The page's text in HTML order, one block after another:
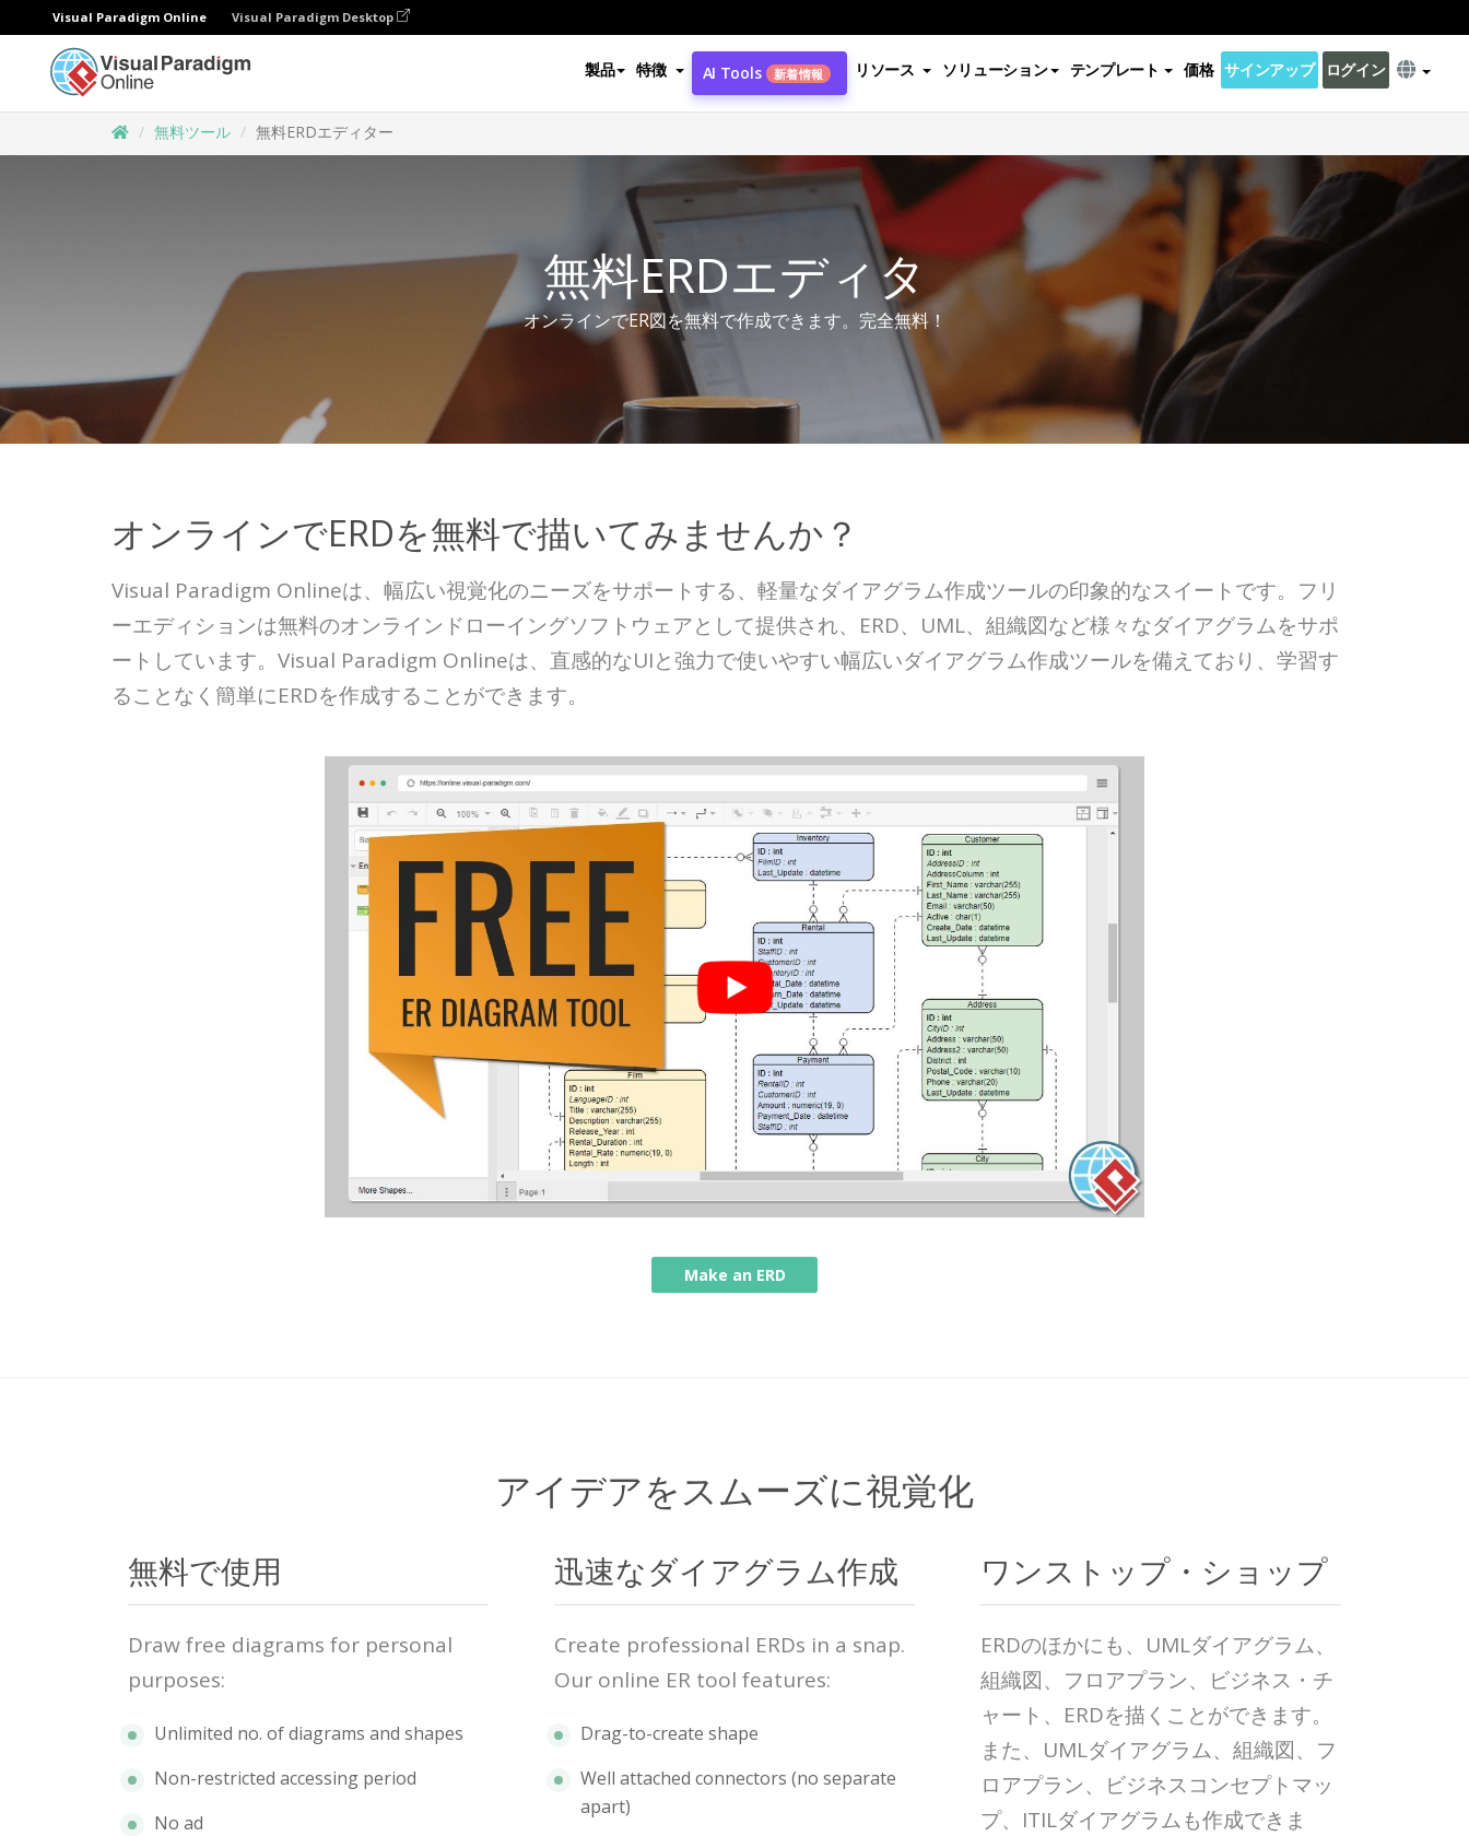
Visual Paradigm Online Visual Paradigm Desktop
製品 特徴 AI Tools 新着情報 リソース ソリューション テンプレート 価格 サインアップ ログイン
無料ツール 無料ERDエディター
無料ERDエディタ
オンラインでER図を無料で作成できます。完全無料！
オンラインでERDを無料で描いてみませんか？
Visual Paradigm Onlineは、幅広い視覚化のニーズをサポートする、軽量なダイアグラム作成ツールの印象的なスイートです。フリ
ーエディションは無料のオンラインドローイングソフトウェアとして提供され、ERD、UML、組織図など様々なダイアグラムをサポ
ートしています。Visual Paradigm Onlineは、直感的なUIと強力で使いやすい幅広いダイアグラム作成ツールを備えており、学習す
ることなく簡単にERDを作成することができます。
Make an ERD
アイデアをスムーズに視覚化
無料で使用
Draw free diagrams for personal
purposes:
Unlimited no. of diagrams and shapes
Non-restricted accessing period
No ad
迅速なダイアグラム作成
Create professional ERDs in a snap.
Our online ER tool features:
Drag-to-create shape
Well attached connectors (no separate
apart)
ワンストップ・ショップ
ERDのほかにも、UMLダイアグラム、
組織図、フロアプラン、ビジネス・チ
ャート、ERDを描くことができます。
また、UMLダイアグラム、組織図、フ
ロアプラン、ビジネスコンセプトマッ
プ、ITILダイアグラムも作成できま